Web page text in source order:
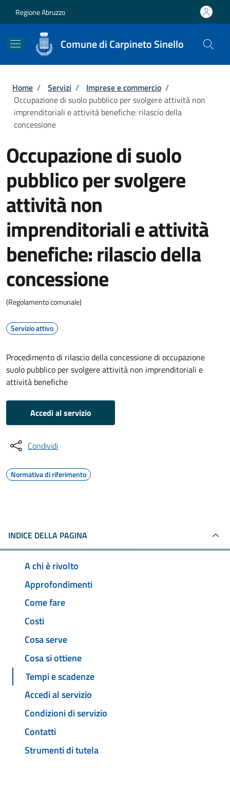
Regione Abruzzo
Comune di Carpineto Sinello
Briciole di pane
Home / Servizi / Imprese e commercio /
Occupazione di suolo pubblico per svolgere attività non
imprenditoriali e attività benefiche: rilascio della
concessione
Occupazione di suolo
pubblico per svolgere
attività non
imprenditoriali e attività
benefiche: rilascio della
concessione
(Regolamento comunale)
Servizio attivo
Procedimento di rilascio della concessione di occupazione
suolo pubblico per svolgere attività non imprenditoriali e
attività benefiche
Accedi al servizio
Condividi
Normativa di riferimento
INDICE DELLA PAGINA
A chi è rivolto
Approfondimenti
Come fare
Costi
Cosa serve
Cosa si ottiene
Tempi e scadenze
Accedi al servizio
Condizioni di servizio
Contatti
Strumenti di tutela